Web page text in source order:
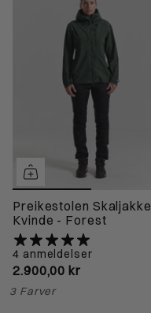
Preikestolen Skaljakke
Kvinde - Forest
4 anmeldelser
2.900,00 kr
3 Farver